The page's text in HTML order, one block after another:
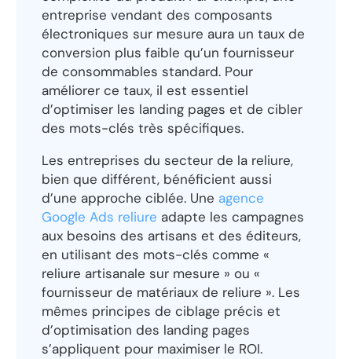
entreprise vendant des composants
électroniques sur mesure aura un taux de
conversion plus faible qu’un fournisseur
de consommables standard. Pour
améliorer ce taux, il est essentiel
d’optimiser les landing pages et de cibler
des mots-clés très spécifiques.
Les entreprises du secteur de la reliure,
bien que différent, bénéficient aussi
d’une approche ciblée. Une agence
Google Ads reliure adapte les campagnes
aux besoins des artisans et des éditeurs,
en utilisant des mots-clés comme «
reliure artisanale sur mesure » ou «
fournisseur de matériaux de reliure ». Les
mêmes principes de ciblage précis et
d’optimisation des landing pages
s’appliquent pour maximiser le ROI.